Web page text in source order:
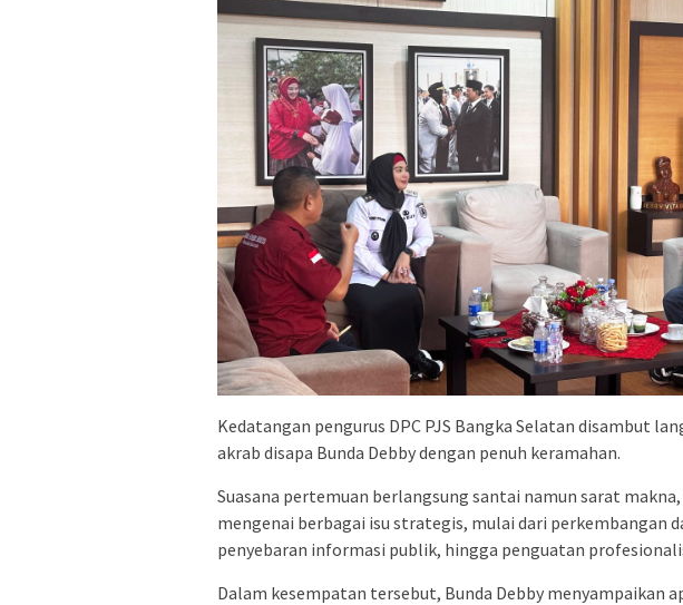
Kedatangan pengurus DPC PJS Bangka Selatan disambut
akrab disapa Bunda Debby dengan penuh keramahan.
Suasana pertemuan berlangsung santai namun sarat
mengenai berbagai isu strategis, mulai dari perkembangan
penyebaran informasi publik, hingga penguatan
Dalam kesempatan tersebut, Bunda Debby menyampaikan